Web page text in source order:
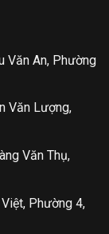
Văn An, Phường
Văn Lượng,
Văn Thụ,
Phường 4,